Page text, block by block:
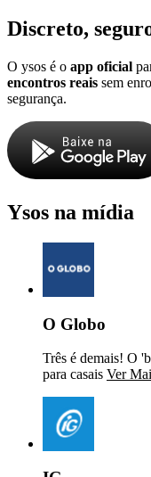
Discreto,
O ysos é o app oficial
encontros reais sem
segurança.
Ysos na mídia
O Globo
Três é demais! O
para casais Ver